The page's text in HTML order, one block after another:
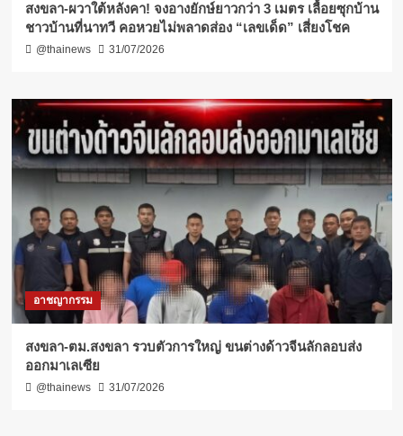
สงขลา-ผวาใต้หลังคา! จงอางยักษ์ยาวกว่า 3 เมตร เลื้อยซุกบ้าน
ชาวบ้านที่นาทวี คอหวยไม่พลาดส่อง “เลขเด็ด” เสี่ยงโชค
@thainews 31/07/2026
อาชญากรรม
สงขลา-ตม.สงขลา รวบตัวการใหญ่ ขนต่างด้าวจีนลักลอบส่ง
ออกมาเลเซีย
@thainews 31/07/2026